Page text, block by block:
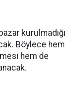
kurulmadığı
Böylece hem
hem de